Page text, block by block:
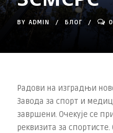
BY ADMIN БЛОГ 0
Радови на изградњи
Завода за спорт и
завршени. Очекује се
реквизита за